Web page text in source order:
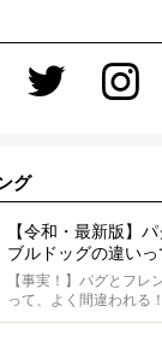
グ
【令和・最新版】
ブルドッグの違い
底解説～
【事実！】パグとフレ
って、よく間違われる
は、愛ブヒとのお散歩